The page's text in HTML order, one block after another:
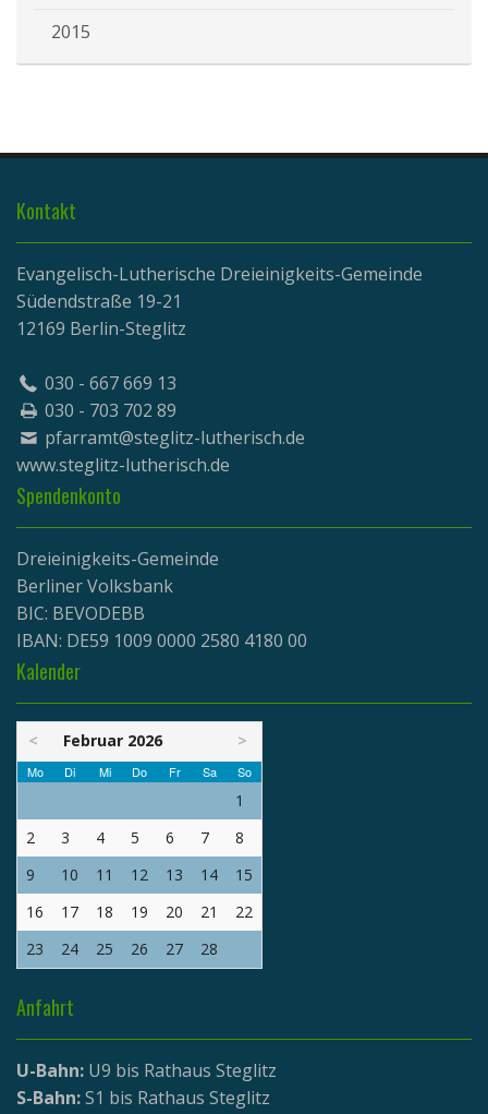
2015
Kontakt
Evangelisch-Lutherische Dreieinigkeits-Gemeinde
Südendstraße 19-21
12169 Berlin-Steglitz
030 - 667 669 13
030 - 703 702 89
pfarramt@steglitz-lutherisch.de
www.steglitz-lutherisch.de
Spendenkonto
Dreieinigkeits-Gemeinde
Berliner Volksbank
BIC: BEVODEBB
IBAN: DE59 1009 0000 2580 4180 00
Kalender
< Februar 2026 >
Mo Di Mi Do Fr Sa So
1
2
3 4 5 6 7
8
9
10 11 12 13 14
15
16
17 18 19 20 21
22
23
24 25 26 27 28
Anfahrt
U-Bahn: U9 bis Rathaus Steglitz
S-Bahn:S1 bis Rathaus Steglitz